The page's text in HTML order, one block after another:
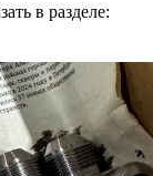
в разделе: